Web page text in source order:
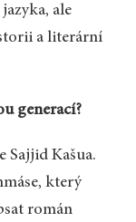
ale
a literární
generací?
Sajjid Kašua.
který
román